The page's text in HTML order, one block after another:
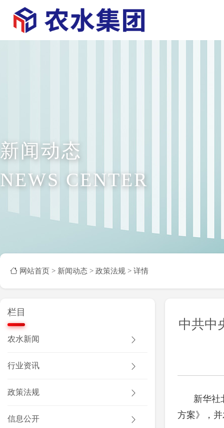
新闻动态
NEWS CENTER
网站首页 > 新闻动态 > 政策法规 > 详情
栏目
农水新闻
行业资讯
政策法规
信息公开
中共中
新华社
方案》，